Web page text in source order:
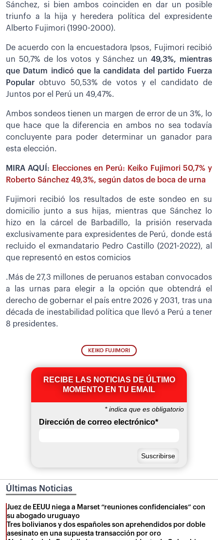
Sánchez, si bien ambos coinciden en dar un posible
triunfo a la hija y heredera política del expresidente
Alberto Fujimori (1990-2000).
De acuerdo con la encuestadora Ipsos, Fujimori recibió
un 50,7% de los votos y Sánchez un 49,3%, mientras
que Datum indicó que la candidata del partido Fuerza
Popularobtuvo 50,53% de votos y el candidato de
Juntos por el Perú un 49,47%.
Ambos sondeos tienen un margen de error de un 3%, lo
que hace que la diferencia en ambos no sea todavía
concluyente para poder determinar un ganador para
esta elección.
MIRA AQUÍ: Elecciones en Perú: Keiko Fujimori 50,7% y
Roberto Sánchez 49,3%, según datos de boca de urna
Fujimori recibió los resultados de este sondeo en su
domicilio junto a sus hijas, mientras que Sánchez lo
hizo en la cárcel de Barbadillo, la prisión reservada
exclusivamente para expresidentes de Perú, donde está
recluido el exmandatario Pedro Castillo (2021-2022), al
que representó en estos comicios
.Más de 27,3 millones de peruanos estaban convocados
a las urnas para elegir a la opción que obtendrá el
derecho de gobernar el país entre 2026 y 2031, tras una
década de inestabilidad política que llevó a Perú a tener
8 presidentes.
KEIKO FUJIMORI
RECIBE LAS NOTICIAS DE ÚLTIMO
MOMENTO EN TU EMAIL
*indica que es obligatorio
Dirección de correo electrónico*
Últimas Noticias
Juez de EEUU niega a Marset “reuniones confidenciales” con
su abogado uruguayo
Tres bolivianos y dos españoles son aprehendidos por doble
asesinato en una supuesta transacción por oro